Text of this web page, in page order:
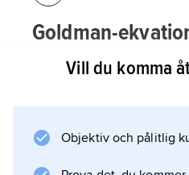
Goldman-
amerikanen
David
) 1943 härledd
potentialskillnaden
Vill du komma
Objektiv och pålitlig